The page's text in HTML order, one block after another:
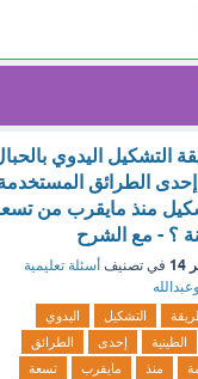
التشكيل اليدوي
إحدى الطرائق
منذ مايقرب من
؟ - مع الشرح
في تصنيف أسئلة تعليمية
التشكيل
اليدوي
الطينية إحدى
الطرائق
منذ مايقرب
تسعة